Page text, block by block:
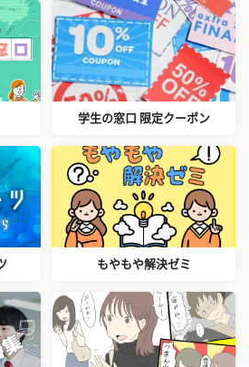
学生の窓口 限定クーポン
もやもや解決ゼミ